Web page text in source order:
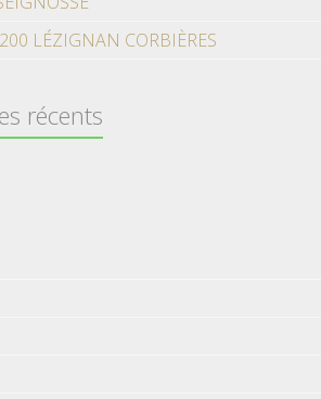
LÉZIGNAN CORBIÈRES
récents